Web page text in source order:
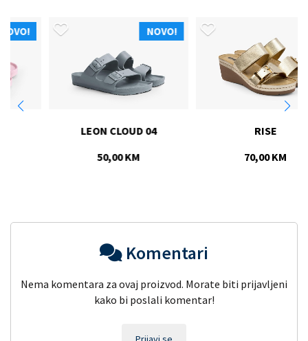
LEON CLOUD 04
50,00 KM
70,00 KM
Komentari
Nema komentara za ovaj proizvod. Morate biti prijavljeni
kako bi poslali komentar!